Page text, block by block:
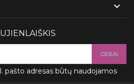

pašto adresas būtų naudojamos